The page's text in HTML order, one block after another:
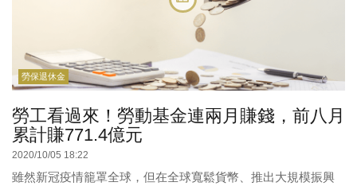
勞保退休金
勞工看過來！勞動基金連兩月賺錢，前八月
累計賺771.4億元
2020/10/05 18:22
雖然新冠疫情籠罩全球，但在全球寬鬆貨幣、推出大規模振興